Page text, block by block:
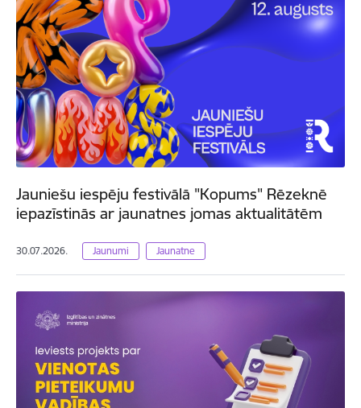
Jauniešu iespēju festivālā "Kopums" Rēzeknē
iepazīstinās ar jaunatnes jomas aktualitātēm
30.07.2026. Jaunumi Jaunatne